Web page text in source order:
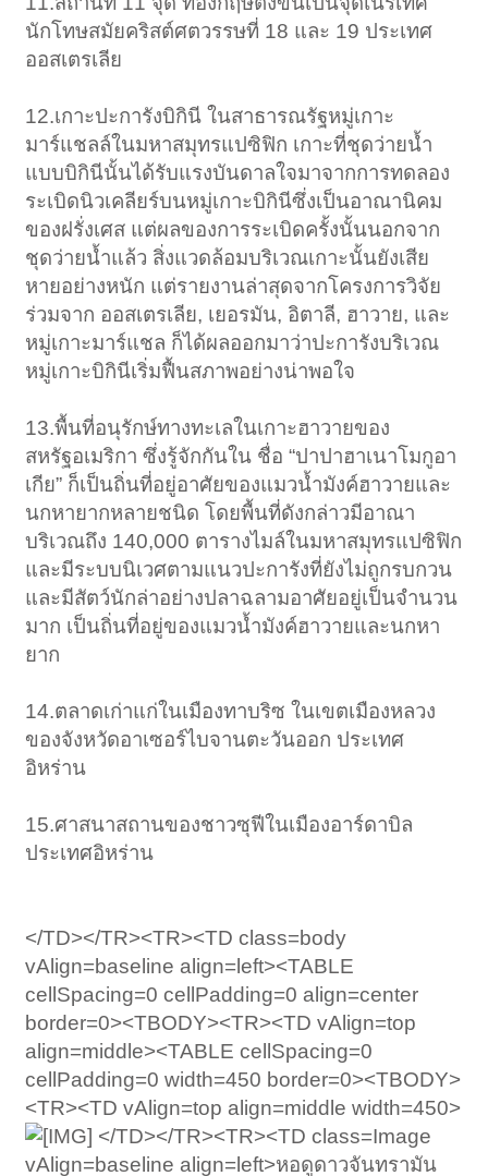
นักโทษสมัยคริสต์ศตวรรษที่ 18 และ 19 ประเทศ
ออสเตรเลีย
12.เกาะปะการังบิกินี ในสาธารณรัฐหมู่เกาะ
มาร์แชลล์ในมหาสมุทรแปซิฟิก เกาะที่ชุดว่ายน้ำ
แบบบิกินีนั้นได้รับแรงบันดาลใจมาจากการทดลอง
ระเบิดนิวเคลียร์บนหมู่เกาะบิกินีซึ่งเป็นอาณานิคม
ของฝรั่งเศส แต่ผลของการระเบิดครั้งนั้นนอกจาก
ชุดว่ายน้ำแล้ว สิ่งแวดล้อมบริเวณเกาะนั้นยังเสีย
หายอย่างหนัก แต่รายงานล่าสุดจากโครงการวิจัย
ร่วมจาก ออสเตรเลีย, เยอรมัน, อิตาลี, ฮาวาย, และ
หมู่เกาะมาร์แชล ก็ได้ผลออกมาว่าปะการังบริเวณ
หมู่เกาะบิกินีเริ่มฟื้นสภาพอย่างน่าพอใจ
13.พื้นที่อนุรักษ์ทางทะเลในเกาะฮาวายของ
สหรัฐอเมริกา ซึ่งรู้จักกันใน ชื่อ “ปาปาฮาเนาโมกูอา
เกีย” ก็เป็นถิ่นที่อยู่อาศัยของแมวน้ำมังค์ฮาวายและ
นกหายากหลายชนิด โดยพื้นที่ดังกล่าวมีอาณา
บริเวณถึง 140,000 ตารางไมล์ในมหาสมุทรแปซิฟิก
และมีระบบนิเวศตามแนวปะการังที่ยังไม่ถูกรบกวน
และมีสัตว์นักล่าอย่างปลาฉลามอาศัยอยู่เป็นจำนวน
มาก เป็นถิ่นที่อยู่ของแมวน้ำมังค์ฮาวายและนกหา
ยาก
14.ตลาดเก่าแก่ในเมืองทาบริซ ในเขตเมืองหลวง
ของจังหวัดอาเซอร์ไบจานตะวันออก ประเทศ
อิหร่าน
15.ศาสนาสถานของชาวซุฟีในเมืองอาร์ดาบิล
ประเทศอิหร่าน
</TD></TR><TR><TD class=body
vAlign=baseline align=left><TABLE
cellSpacing=0 cellPadding=0 align=center
border=0><TBODY><TR><TD vAlign=top
align=middle><TABLE cellSpacing=0
cellPadding=0 width=450 border=0><TBODY>
<TR><TD vAlign=top align=middle width=450>
</TD></TR><TR><TD class=Image
vAlign=baseline align=left>หอดูดาวจันทรามัน